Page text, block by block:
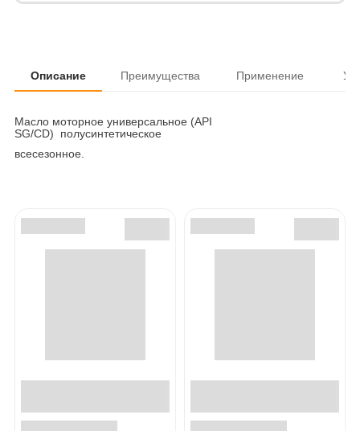
Описание Преимущества Применение
Масло моторное универсальное (API
SG/CD) полусинтетическое
всесезонное.